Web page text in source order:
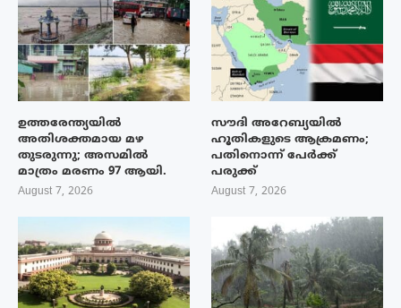
ഉത്തരേന്ത്യയിൽ
അതിശക്തമായ മഴ
തുടരുന്നു; അസമിൽ
മാത്രം മരണം 97 ആയി.
August 7, 2026
സൗദി അറേബ്യയിൽ
ഹൂതികളുടെ ആക്രമണം;
പതിനൊന്ന് പേർക്ക്
പരുക്ക്
August 7, 2026